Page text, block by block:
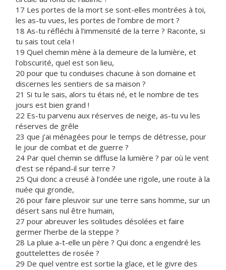
17 Les portes de la mort se sont-elles montrées à toi,
les as-tu vues, les portes de l’ombre de mort ?
18 As-tu réfléchi à l’immensité de la terre ? Raconte, si
tu sais tout cela !
19 Quel chemin mène à la demeure de la lumière, et
l’obscurité, quel est son lieu,
20 pour que tu conduises chacune à son domaine et
discernes les sentiers de sa maison ?
21 Si tu le sais, alors tu étais né, et le nombre de tes
jours est bien grand !
22 Es-tu parvenu aux réserves de neige, as-tu vu les
réserves de grêle
23 que j’ai ménagées pour le temps de détresse, pour
le jour de combat et de guerre ?
24 Par quel chemin se diffuse la lumière ? par où le vent
d’est se répand-il sur terre ?
25 Qui donc a creusé à l’ondée une rigole, une route à la
nuée qui gronde,
26 pour faire pleuvoir sur une terre sans homme, sur un
désert sans nul être humain,
27 pour abreuver les solitudes désolées et faire
germer l’herbe de la steppe ?
28 La pluie a-t-elle un père ? Qui donc a engendré les
gouttelettes de rosée ?
29 De quel ventre est sortie la glace, et le givre des